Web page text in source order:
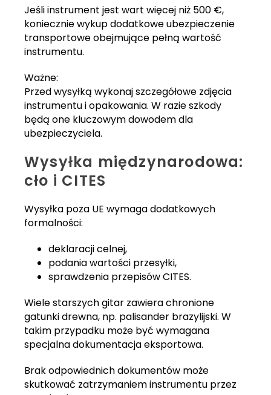
Jeśli instrument jest wart więcej niż 500 €,
koniecznie wykup dodatkowe ubezpieczenie
transportowe obejmujące pełną wartość
instrumentu.
Ważne:
Przed wysyłką wykonaj szczegółowe zdjęcia
instrumentu i opakowania. W razie szkody
będą one kluczowym dowodem dla
ubezpieczyciela.
Wysyłka międzynarodowa:
cło i CITES
Wysyłka poza UE wymaga dodatkowych
formalności:
deklaracji celnej,
podania wartości przesyłki,
sprawdzenia przepisów CITES.
Wiele starszych gitar zawiera chronione
gatunki drewna, np. palisander brazylijski. W
takim przypadku może być wymagana
specjalna dokumentacja eksportowa.
Brak odpowiednich dokumentów może
skutkować zatrzymaniem instrumentu przez